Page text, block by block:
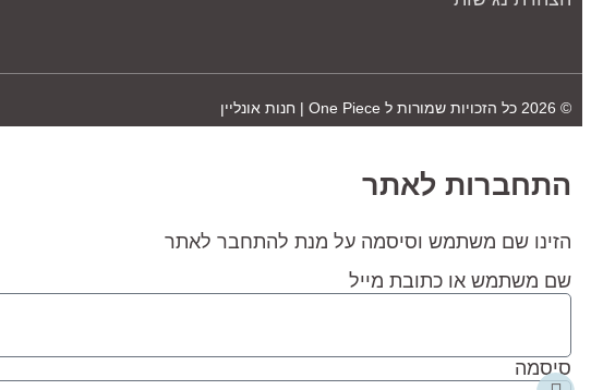
© 2026 כל הזכויות שמורות ל One Piece | חנות אונליין
התחברות לאתר
הזינו שם משתמש וסיסמה על מנת להתחבר לאתר
שם משתמש או כתובת מייל
סיסמה